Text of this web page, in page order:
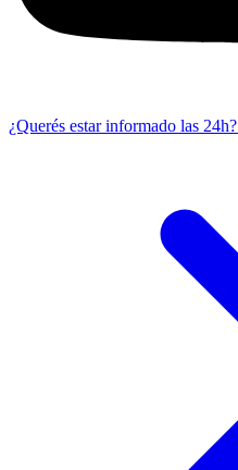
¿Querés estar informado las 24h?